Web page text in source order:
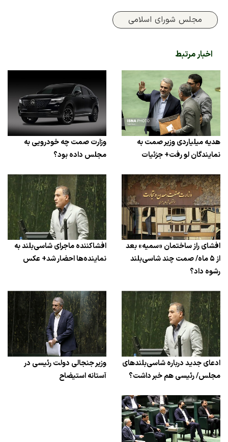
مجلس شورای اسلامی
اخبار مرتبط
هدیه میلیاردی وزیر صمت به
نمایندگان لو رفت+ جزئیات
وزارت صمت چه خودرویی به
مجلس داده بود؟
افشای راز ساختمان «سمیه» بعد
از ۵ ماه/ صمت چند شاسی‌بلند
رشوه داد؟
افشاکننده ماجرای شاسی‌بلند به
نماینده‌ها احضار شد+ عکس
ادعای جدید درباره شاسی‌بلندهای
مجلس/ رئیسی هم خبر داشت؟
وزیر جنجالی دولت رئیسی در
آستانه استیضاح